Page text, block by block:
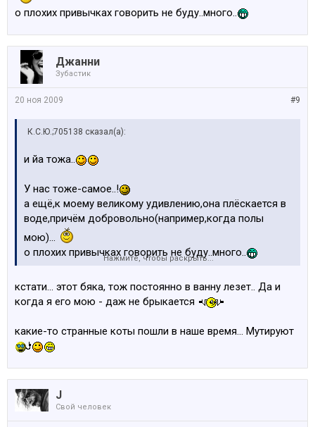
о плохих привычках говорить не буду..много..
Джанни
Зубастик
#9
20 ноя 2009
К.С.Ю.;705138 сказал(а):
и йа тожа..
У нас тоже-самое..!
а ещё,к моему великому удивлению,она плёскается в
воде,причём добровольно(например,когда полы
мою)...
о плохих привычках говорить не буду..много..
Нажмите, чтобы раскрыть...
кстати... этот бяка, тож постоянно в ванну лезет.. Да и
когда я его мою - даж не брыкается
какие-то странные коты пошли в наше время... Мутируют
J
Свой человек